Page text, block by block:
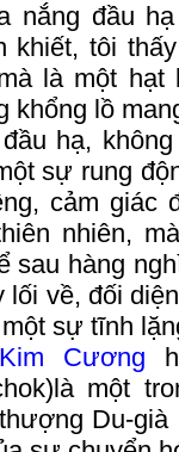
nắng đầu
khiết, tôi
là một hạt
khổng lồ
hạ,
sự rung
cảm giác
nhiên,
sau hàng
lối về, đối
sự tĩnh
Cương
một
Du-già